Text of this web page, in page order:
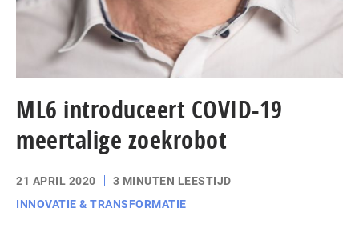
ML6 introduceert COVID-19
meertalige zoekrobot
21 APRIL 2020
3 MINUTEN LEESTIJD
INNOVATIE & TRANSFORMATIE